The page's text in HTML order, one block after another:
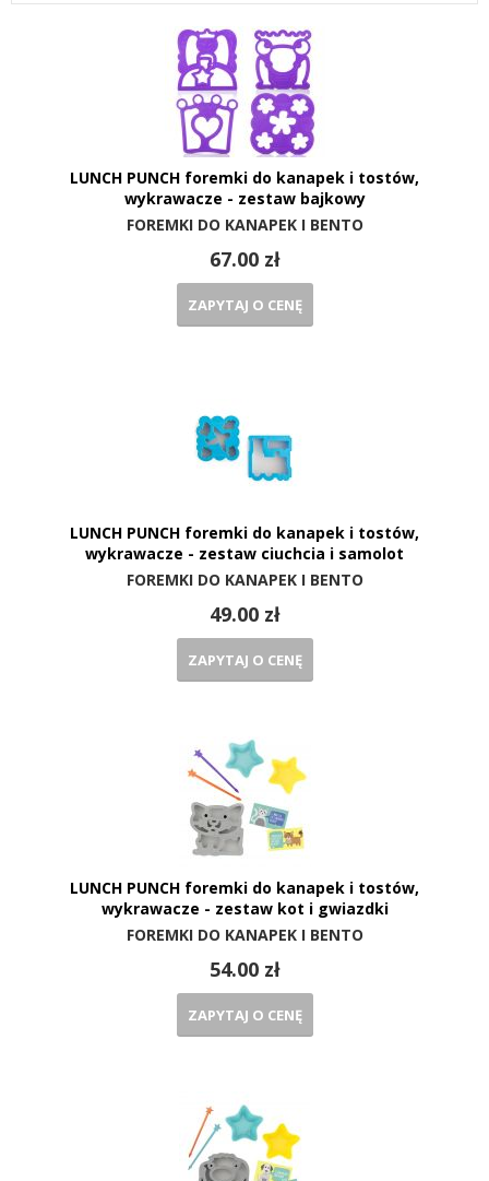
LUNCH PUNCH foremki do kanapek i tostów,
wykrawacze - zestaw bajkowy
FOREMKI DO KANAPEK I BENTO
67.00 zł
ZAPYTAJ O CENĘ
LUNCH PUNCH foremki do kanapek i tostów,
wykrawacze - zestaw ciuchcia i samolot
FOREMKI DO KANAPEK I BENTO
49.00 zł
ZAPYTAJ O CENĘ
LUNCH PUNCH foremki do kanapek i tostów,
wykrawacze - zestaw kot i gwiazdki
FOREMKI DO KANAPEK I BENTO
54.00 zł
ZAPYTAJ O CENĘ